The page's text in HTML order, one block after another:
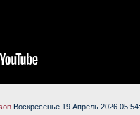
Воскресенье 19 Апрель 2026